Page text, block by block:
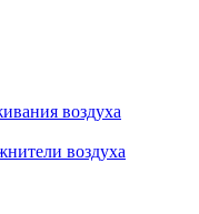
воздуха
воздуха